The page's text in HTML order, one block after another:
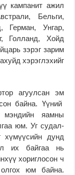
кампанит ажил
Бельги,
Герман, Унгар,
Голланд, Хойд
зэрэг зарим
хэ­рэг­лэхийг
агуулсан эм
байна. Үүний
яамны
юм. Уг су­дал­
хүмүүсийн дунд
их байгаа нь
хориглосон ч
юм байна.